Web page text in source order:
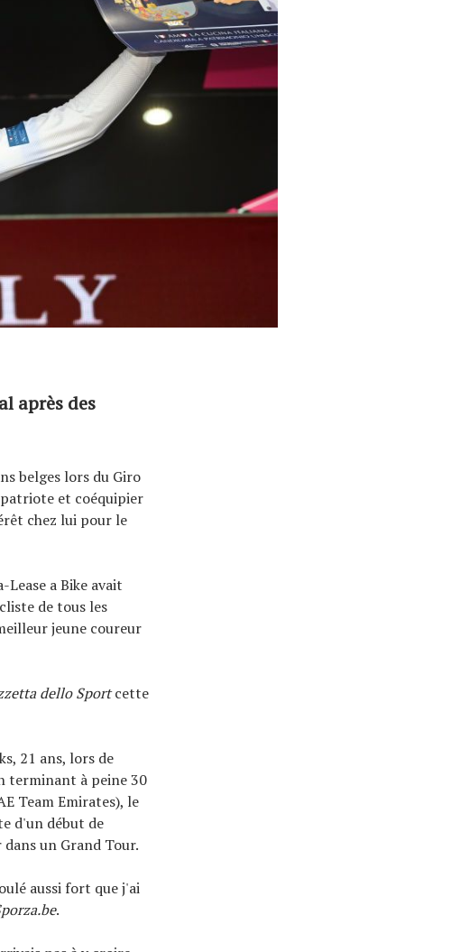
après des
belges lors du Giro
et coéquipier
chez lui pour le
a Bike avait
de tous les
jeune coureur
dello Sportcette
21 ans, lors de
terminant à peine 30
Team Emirates), le
d'un début de
un Grand Tour.
aussi fort que j'ai
.